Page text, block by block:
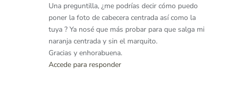
Una preguntilla, ¿me podrías decir cómo puedo
poner la foto de cabecera centrada así como la
tuya ? Ya nosé que más probar para que salga mi
naranja centrada y sin el marquito.
Gracias y enhorabuena.
Accede para responder